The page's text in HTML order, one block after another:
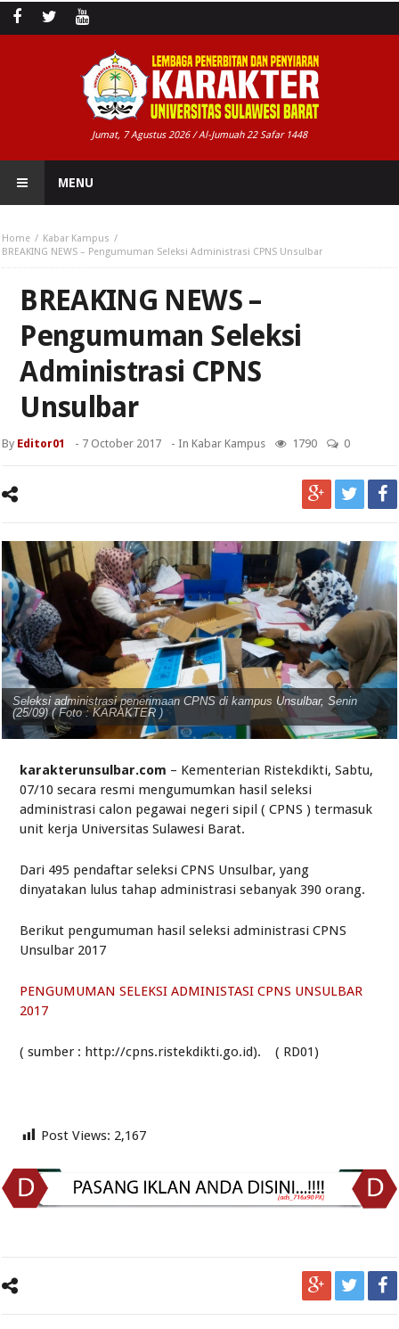
Jumat, 7 Agustus 2026 / Al-Jumuah 22 Safar 1448
MENU
Home
Kabar Kampus
BREAKING NEWS – Pengumuman Seleksi Administrasi CPNS Unsulbar
BREAKING NEWS –
Pengumuman Seleksi
Administrasi CPNS
Unsulbar
By Editor01 - 7 October 2017 - InKabar Kampus 1790 0
Seleksi administrasi penerimaan CPNS di kampus Unsulbar, Senin
(25/09) ( Foto : KARAKTER )
karakterunsulbar.com – Kementerian Ristekdikti, Sabtu,
07/10 secara resmi mengumumkan hasil seleksi
administrasi calon pegawai negeri sipil ( CPNS ) termasuk
unit kerja Universitas Sulawesi Barat.
Dari 495 pendaftar seleksi CPNS Unsulbar, yang
dinyatakan lulus tahap administrasi sebanyak 390 orang.
Berikut pengumuman hasil seleksi administrasi CPNS
Unsulbar 2017
PENGUMUMAN SELEKSI ADMINISTASI CPNS UNSULBAR
2017
( sumber : http://cpns.ristekdikti.go.id). ( RD01)
Post Views: 2,167